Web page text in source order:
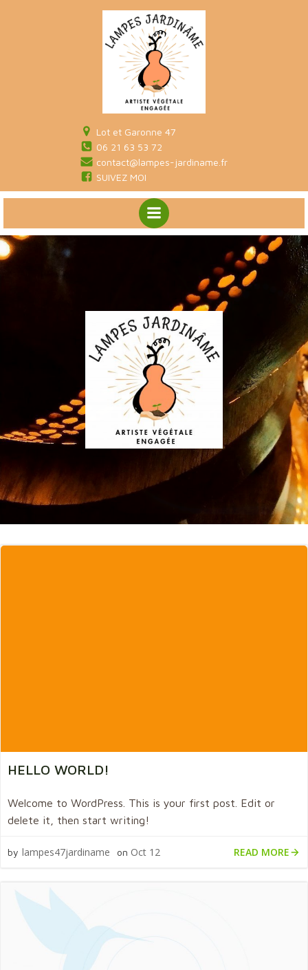
Aller
au
contenu
Lot et Garonne 47
06 21 63 53 72
contact@lampes-jardiname.fr
SUIVEZ MOI
HELLO WORLD!
Welcome to WordPress. This is your first post. Edit or
delete it, then start writing!
by lampes47jardiname on Oct 12 READ MORE